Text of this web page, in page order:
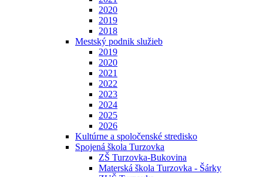
2020
2019
2018
Mestský podnik služieb
2019
2020
2021
2022
2023
2024
2025
2026
Kultúrne a spoločenské stredisko
Spojená škola Turzovka
ZŠ Turzovka-Bukovina
Materská škola Turzovka - Šárky